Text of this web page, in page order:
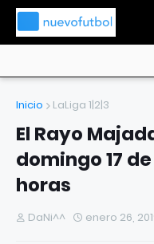
Inicio LaLiga 1|2|3
El Rayo
domingo 17
horas
DaNi^^ enero 26,